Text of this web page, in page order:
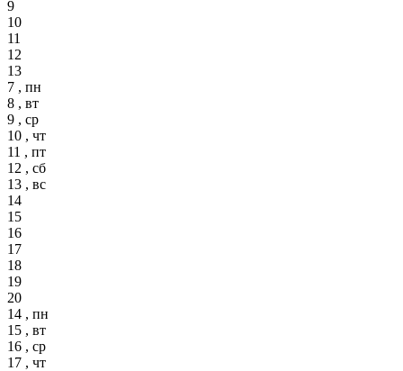
9
10
11
12
13
7 , пн
8 , вт
9 , ср
10 , чт
11 , пт
12 , сб
13 , вс
14
15
16
17
18
19
20
14 , пн
15 , вт
16 , ср
17 , чт